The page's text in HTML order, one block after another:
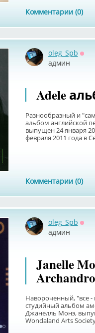
Комментарии (0)
oleg_Spb
админ
Adele
Разнообразный и
альбом английской
выпущен 24 января
февраля 2011 года в
Комментарии (0)
oleg_Spb
админ
Janelle
Навороченный, "все
студийный альбом
Джанелль Монэ,
Wondaland Arts